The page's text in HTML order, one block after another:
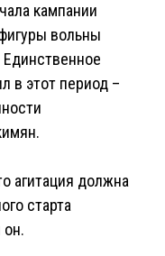
кампании
вольны
Единственное
в этот период –
агитация должна
старта
он.